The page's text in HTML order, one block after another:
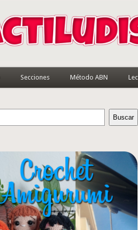
Secciones Método ABN
Buscar